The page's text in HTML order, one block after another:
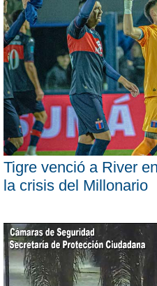
Tigre venció a River
la crisis del Millonario